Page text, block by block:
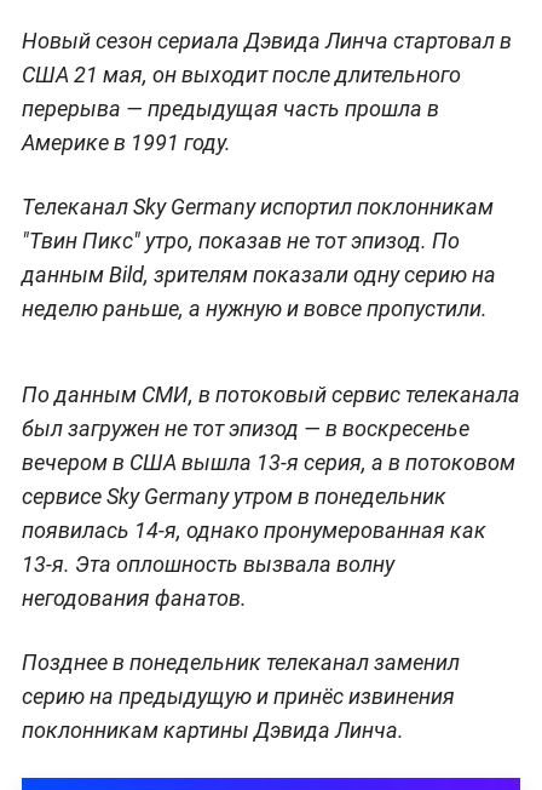
Новый сезон сериала Дэвида Линча стартовал в
США 21 мая, он выходит после длительного
перерыва — предыдущая часть прошла в
Америке в 1991 году.
Телеканал Sky Germany испортил поклонникам
"Твин Пикс" утро, показав не тот эпизод. По
данным Bild, зрителям показали одну серию на
неделю раньше, а нужную и вовсе пропустили.
По данным СМИ, в потоковый сервис телеканала
был загружен не тот эпизод — в воскресенье
вечером в США вышла 13-я серия, а в потоковом
сервисе Sky Germany утром в понедельник
появилась 14-я, однако пронумерованная как
13-я. Эта оплошность вызвала волну
негодования фанатов.
Позднее в понедельник телеканал заменил
серию на предыдущую и принёс извинения
поклонникам картины Дэвида Линча.